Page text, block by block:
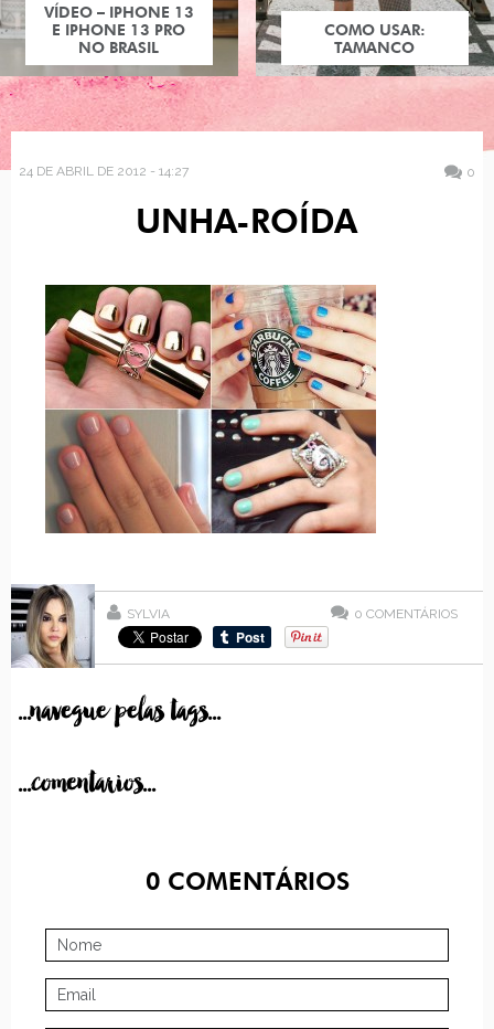
VÍDEO – IPHONE 13
E IPHONE 13 PRO
NO BRASIL
COMO USAR:
TAMANCO
24 DE ABRIL DE 2012 - 14:27 0
UNHA-ROÍDA
SYLVIA 0 COMENTÁRIOS
...navegue pelas tags...
...comentarios...
0COMENTÁRIOS